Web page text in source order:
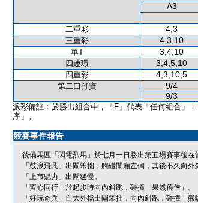
A3
二重彩
4,3
三重彩 4,3,10
單T 3,4,10
四連環 3,4,5,10
四重彩 4,3,10,5
第二口孖寶 9/4
9/3
派彩備註：於勝出組合中，「F」代表「任何組合」
序」。
競賽事件報告
後備馬匹「閃電烈馬」於七月一日勝出第五場賽事後
「鼓浪飛凡」出閘笨拙，觸碰閘廂左側，其後不久向外
「上市魅力」出閘緩慢。
「齊心同行」於起步時向內斜跑，碰撞「果然僥倖」。
「好玩奇兵」自大外檔出閘笨拙，向內斜跑，碰撞「